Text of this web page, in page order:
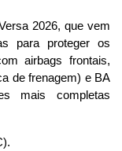
2026, que vem
para proteger os
airbags frontais,
de frenagem) e BA
mais completas